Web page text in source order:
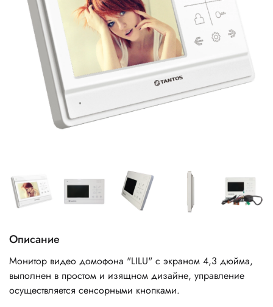
Описание
Монитор видео домофона "LILU" с экраном 4,3 дюйма,
выполнен в простом и изящном дизайне, управление
осуществляется сенсорными кнопками.